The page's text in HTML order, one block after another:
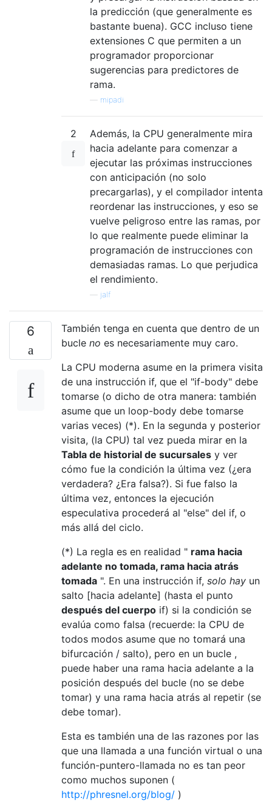
la predicción (que generalmente es
bastante buena). GCC incluso tiene
extensiones C que permiten a un
programador proporcionar
sugerencias para predictores de
rama.
mipadi
2
Además, la CPU generalmente mira
hacia adelante para comenzar a
ejecutar las próximas instrucciones
con anticipación (no solo
precargarlas), y el compilador intenta
reordenar las instrucciones, y eso se
vuelve peligroso entre las ramas, por
lo que realmente puede eliminar la
programación de instrucciones con
demasiadas ramas. Lo que perjudica
el rendimiento.
jalf
6
También tenga en cuenta que dentro de un
bucle no es necesariamente muy caro.
La CPU moderna asume en la primera visita
de una instrucción if, que el "if-body" debe
tomarse (o dicho de otra manera: también
asume que un loop-body debe tomarse
varias veces) (*). En la segunda y posterior
visita, (la CPU) tal vez pueda mirar en la
Tabla de historial de sucursales y ver
cómo fue la condición la última vez (¿era
verdadera? ¿Era falsa?). Si fue falso la
última vez, entonces la ejecución
especulativa procederá al "else" del if, o
más allá del ciclo.
(*) La regla es en realidad " rama hacia
adelante no tomada, rama hacia atrás
tomada ". En una instrucción if, solo hay un
salto [hacia adelante] (hasta el punto
después del cuerpo if) si la condición se
evalúa como falsa (recuerde: la CPU de
todos modos asume que no tomará una
bifurcación / salto), pero en un bucle ,
puede haber una rama hacia adelante a la
posición después del bucle (no se debe
tomar) y una rama hacia atrás al repetir (se
debe tomar).
Esta es también una de las razones por las
que una llamada a una función virtual o una
función-puntero-llamada no es tan peor
como muchos suponen (
http://phresnel.org/blog/ )